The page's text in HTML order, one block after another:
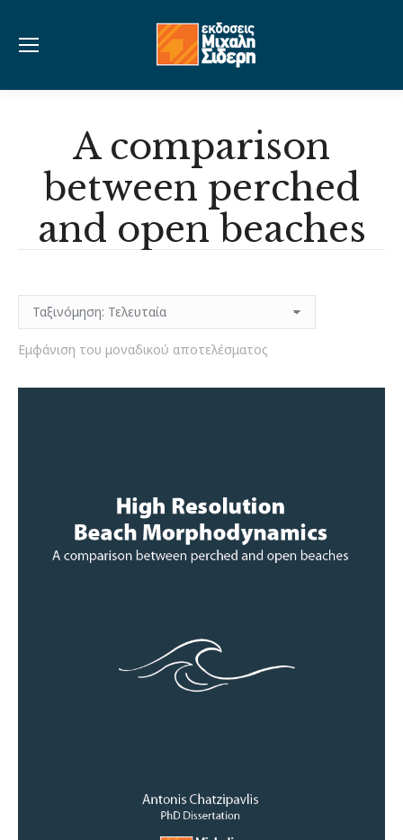
A comparison
between perched
and open beaches
Εμφάνιση του μοναδικού αποτελέσματος